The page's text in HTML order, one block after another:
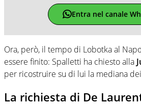
Entra nel canale
Ora, però, il tempo di Lobotka al
essere finito: Spalletti ha chiesto alla
per ricostruire su di lui la mediana
La richiesta di De